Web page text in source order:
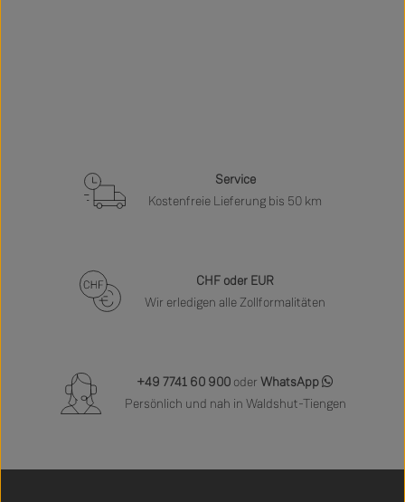
Service
Kostenfreie Lieferung bis 50 km
CHF oder EUR
Wir erledigen alle Zollformalitäten
+49 7741 60 900 oder WhatsApp
Persönlich und nah in Waldshut-Tiengen